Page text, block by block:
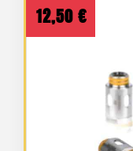
12,50 €